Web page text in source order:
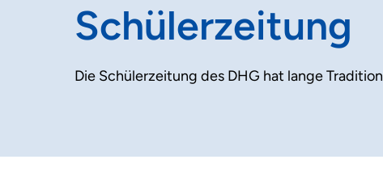
Schülerzeitung
Die Schülerzeitung des DHG hat lange